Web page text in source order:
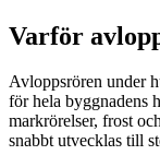
Varför
Avloppsrören under
för hela byggnadens
markrörelser, frost
snabbt utvecklas till